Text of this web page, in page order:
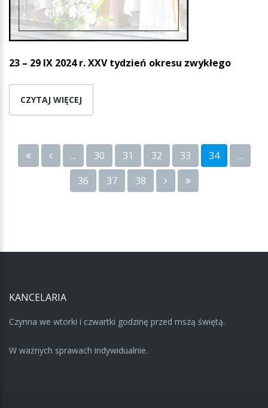
23 – 29 IX 2024 r. XXV tydzień okresu zwykłego
CZYTAJ WIĘCEJ
... 30 31 32 33 34
...
36
37 38
KANCELARIA
Czynna we wtorki i czwartki godzinę przed mszą świętą.
W ważnych sprawach indywidualnie.